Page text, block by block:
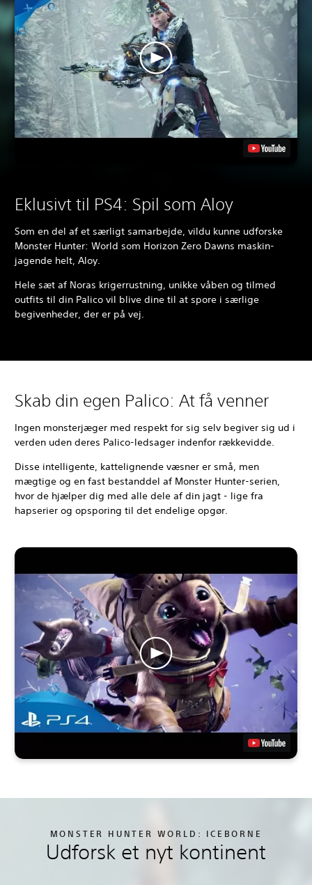
Eklusivt til PS4: Spil som Aloy
Som en del af et særligt samarbejde, vildu kunne udforske
Monster Hunter: World som Horizon Zero Dawns maskin-
jagende helt, Aloy.
Hele sæt af Noras krigerrustning, unikke våben og tilmed
outfits til din Palico vil blive dine til at spore i særlige
begivenheder, der er på vej.
Skab din egen Palico: At få venner
Ingen monsterjæger med respekt for sig selv begiver sig ud i
verden uden deres Palico-ledsager indenfor rækkevidde.
Disse intelligente, kattelignende væsner er små, men
mægtige og en fast bestanddel af Monster Hunter-serien,
hvor de hjælper dig med alle dele af din jagt - lige fra
hapserier og opsporing til det endelige opgør.
MONSTER HUNTER WORLD: ICEBORNE
Udforsk et nyt kontinent